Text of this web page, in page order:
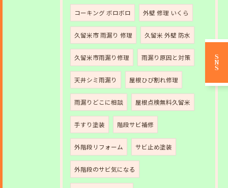
コーキング ボロボロ 外壁 修理 いくら
久留米市 雨漏り 修理 久留米 外壁 防水
久留米市雨漏り修理 雨漏り原因と対策
天井シミ雨漏り 屋根ひび割れ修理
雨漏りどこに相談 屋根点検無料久留米
手すり塗装 階段サビ補修
外階段リフォーム サビ止め塗装
外階段のサビ気になる
SNS